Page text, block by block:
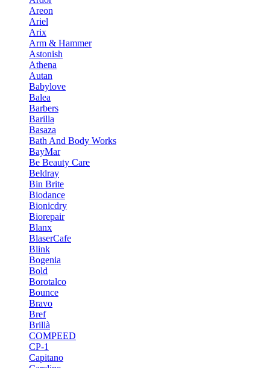
Areon
Ariel
Arix
Arm & Hammer
Astonish
Athena
Autan
Babylove
Balea
Barbers
Barilla
Basaza
Bath And Body Works
BayMar
Be Beauty Care
Beldray
Bin Brite
Biodance
Bionicdry
Biorepair
Blanx
BlaserCafe
Blink
Bogenia
Bold
Borotalco
Bounce
Bravo
Bref
Brillà
COMPEED
CP-1
Capitano